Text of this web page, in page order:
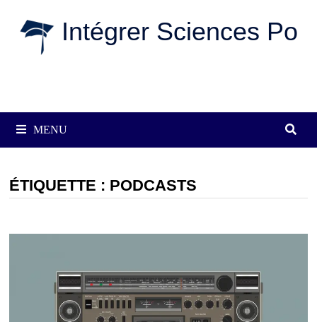
Intégrer Sciences Po
MENU
ÉTIQUETTE : PODCASTS